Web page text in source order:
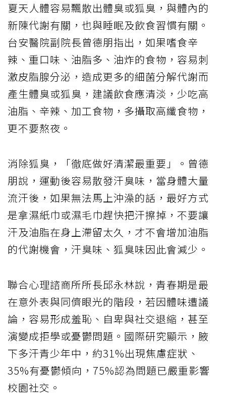
夏天人體容易飄散出體臭或狐臭，與體內的
新陳代謝有關，也與睡眠及飲食習慣有關。
台安醫院副院長曾德朋指出，如果嗜食辛
辣、重口味、油脂多、油炸的食物，容易刺
激皮脂腺分泌，造成更多的細菌分解代謝而
產生體臭或狐臭，建議飲食應清淡，少吃高
油脂、辛辣、加工食物，多攝取高纖食物，
更不要熬夜。
消除狐臭，「徹底做好清潔最重要」。曾德
朋說，運動後容易散發汗臭味，當身體大量
流汗後，如果無法馬上沖澡的話，最好方式
是拿濕紙巾或濕毛巾趕快把汗擦掉，不要讓
汗及油脂在身上滯留太久，才不會增加油脂
的代謝機會，汗臭味、狐臭味因此會減少。
聯合心理諮商所所長邱永林說，青春期是最
在意外表與同儕眼光的階段，若因體味遭議
論，容易形成羞恥、自卑與社交退縮，甚至
演變成拒學或憂鬱問題。國際研究顯示，腋
下多汗青少年中，約31%出現焦慮症狀、
35%有憂鬱傾向，75%認為問題已嚴重影響
校園社交。